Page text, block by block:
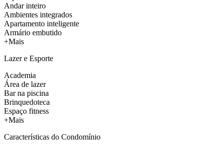
Andar inteiro
Ambientes integrados
Apartamento inteligente
Armário embutido
+Mais
Lazer e Esporte
Academia
Área de lazer
Bar na piscina
Brinquedoteca
Espaço fitness
+Mais
Características do Condomínio